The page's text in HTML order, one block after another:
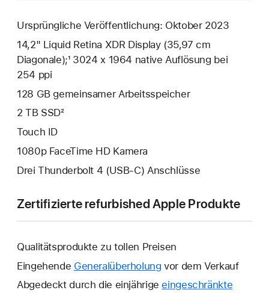
Ursprüngliche Veröffentlichung: Oktober 2023
14,2" Liquid Retina XDR Display (35,97 cm
Diagonale);¹ 3024 x 1964 native Auflösung bei
254 ppi
128 GB gemeinsamer Arbeits­speicher
2 TB SSD²
Touch ID
1080p FaceTime HD Kamera
Drei Thunderbolt 4 (USB‑C) Anschlüsse
Zertifizierte refurbished Apple Produkte
Qualitätsprodukte zu tollen Preisen
Eingehende Generalüberholung vor dem Verkauf
Abgedeckt durch die einjährige eingeschränkte